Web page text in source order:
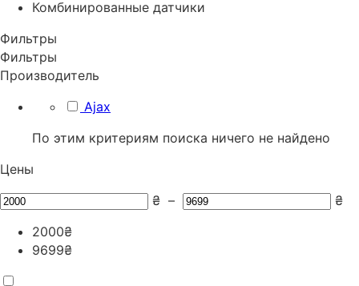
Комбинированные датчики
Фильтры
Фильтры
Производитель
Ajax
По этим критериям поиска ничего не найдено
Цены
₴ –
₴
2000₴
9699₴